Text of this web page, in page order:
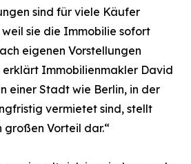
sind für viele Käufer
sie die Immobilie sofort
eigenen Vorstellungen
erklärt Immobilienmakler David
einer Stadt wie Berlin, in der
vermietet sind, stellt
großen Vorteil dar.“